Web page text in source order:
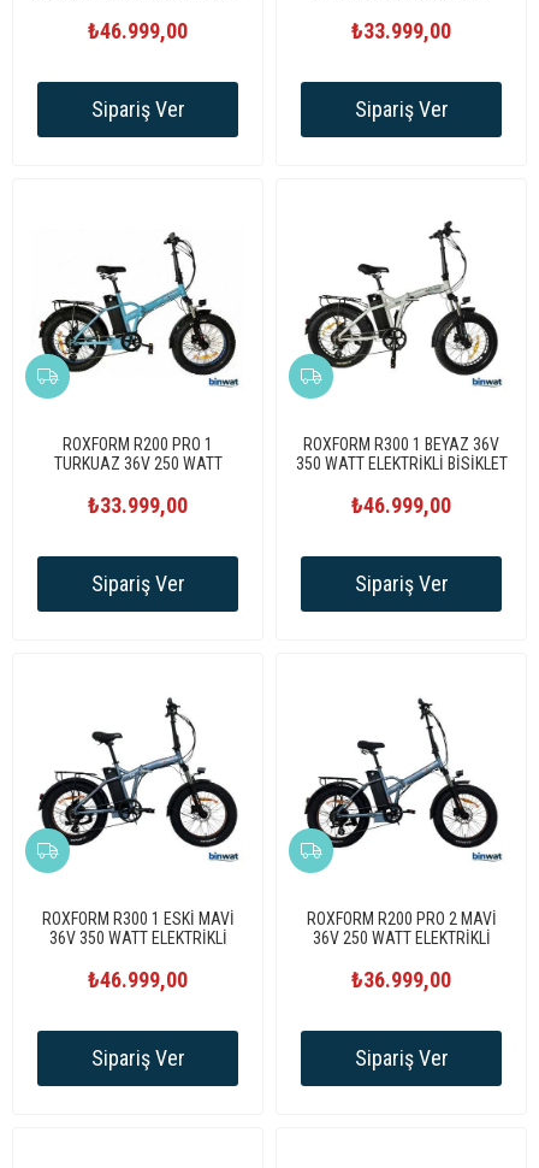
₺46.999,00
Sipariş Ver
₺33.999,00
Sipariş Ver
ROXFORM R200 PRO 1
TURKUAZ 36V 250 WATT
₺33.999,00
Sipariş Ver
ROXFORM R300 1 BEYAZ 36V
350 WATT ELEKTRİKLİ BİSİKLET
₺46.999,00
Sipariş Ver
ROXFORM R300 1 ESKİ MAVİ
36V 350 WATT ELEKTRİKLİ
₺46.999,00
Sipariş Ver
ROXFORM R200 PRO 2 MAVİ
36V 250 WATT ELEKTRİKLİ
₺36.999,00
Sipariş Ver